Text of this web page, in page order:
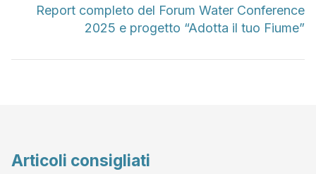
Report completo del Forum Water Conference
2025 e progetto “Adotta il tuo Fiume”
Articoli consigliati